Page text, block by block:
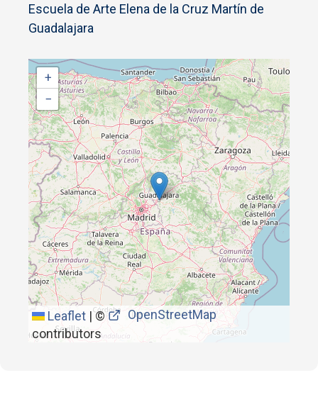
Escuela de Arte Elena de la Cruz Martín de
Guadalajara
+
−
Leaflet |©
OpenStreetMap
contributors